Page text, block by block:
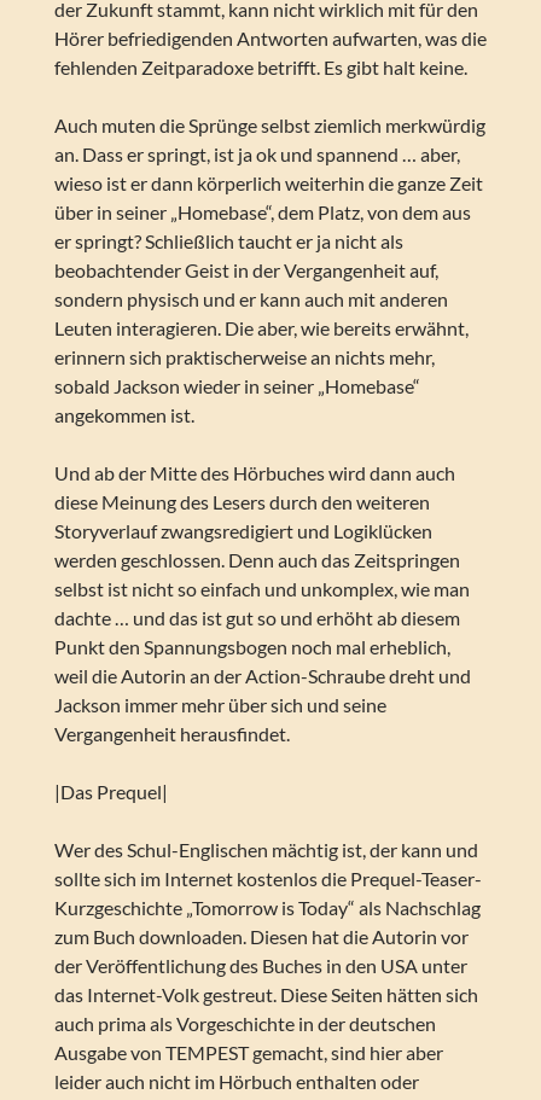
der Zukunft stammt, kann nicht wirklich mit für den
Hörer befriedigenden Antworten aufwarten, was die
fehlenden Zeitparadoxe betrifft. Es gibt halt keine.
Auch muten die Sprünge selbst ziemlich merkwürdig
an. Dass er springt, ist ja ok und spannend … aber,
wieso ist er dann körperlich weiterhin die ganze Zeit
über in seiner „Homebase“, dem Platz, von dem aus
er springt? Schließlich taucht er ja nicht als
beobachtender Geist in der Vergangenheit auf,
sondern physisch und er kann auch mit anderen
Leuten interagieren. Die aber, wie bereits erwähnt,
erinnern sich praktischerweise an nichts mehr,
sobald Jackson wieder in seiner „Homebase“
angekommen ist.
Und ab der Mitte des Hörbuches wird dann auch
diese Meinung des Lesers durch den weiteren
Storyverlauf zwangsredigiert und Logiklücken
werden geschlossen. Denn auch das Zeitspringen
selbst ist nicht so einfach und unkomplex, wie man
dachte … und das ist gut so und erhöht ab diesem
Punkt den Spannungsbogen noch mal erheblich,
weil die Autorin an der Action-Schraube dreht und
Jackson immer mehr über sich und seine
Vergangenheit herausfindet.
|Das Prequel|
Wer des Schul-Englischen mächtig ist, der kann und
sollte sich im Internet kostenlos die Prequel-Teaser-
Kurzgeschichte „Tomorrow is Today“ als Nachschlag
zum Buch downloaden. Diesen hat die Autorin vor
der Veröffentlichung des Buches in den USA unter
das Internet-Volk gestreut. Diese Seiten hätten sich
auch prima als Vorgeschichte in der deutschen
Ausgabe von TEMPEST gemacht, sind hier aber
leider auch nicht im Hörbuch enthalten oder